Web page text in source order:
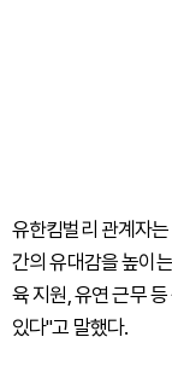
유한킴벌리 관계자
간의 유대감을 높이
육 지원, 유연 근무
있다"고 말했다.